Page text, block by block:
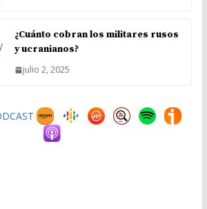
¿Cuánto cobran los militares rusos
y ucranianos?
julio 2, 2025